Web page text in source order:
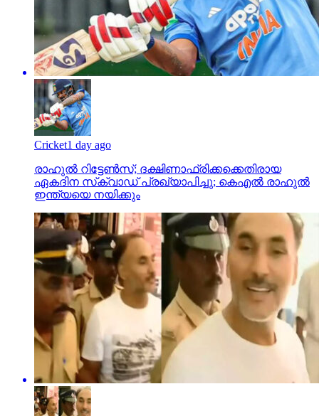
Cricket1 day ago
രാഹുൽ റിട്ടേൺസ്; ദക്ഷിണാഫ്രിക്കക്കെതിരായ
ഏകദിന സ്‌ക്വാഡ് പ്രഖ്യാപിച്ചു; കെഎൽ രാഹുൽ
ഇന്ത്യയെ നയിക്കും